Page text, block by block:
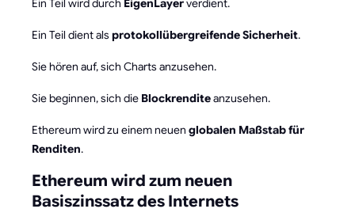
Ein Teil wird durch EigenLayerverdient.
Ein Teil dient als protokollübergreifende Sicherheit.
Sie hören auf, sich Charts anzusehen.
Sie beginnen, sich die Blockrenditeanzusehen.
Ethereum wird zu einem neuen globalen Maßstab für
Renditen.
Ethereum wird zum neuen
Basiszinssatz des Internets